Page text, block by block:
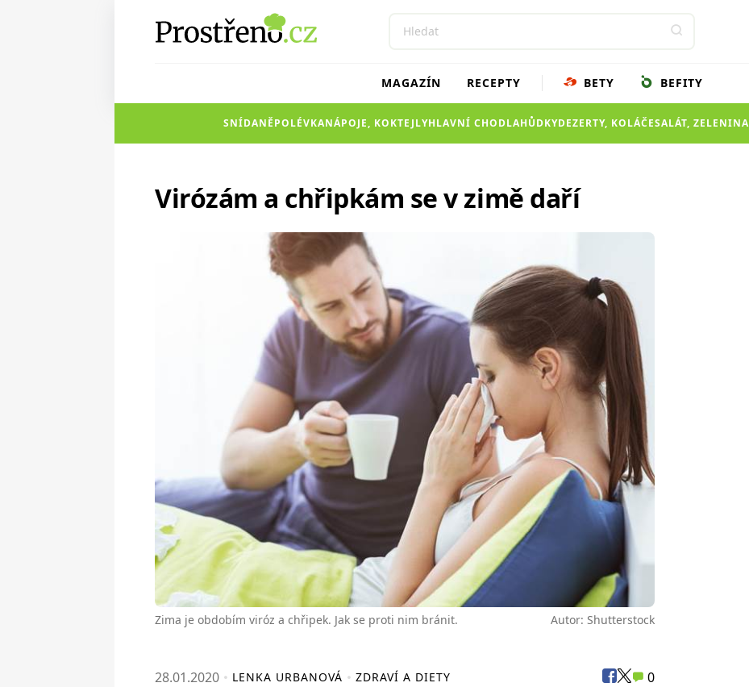
MAGAZÍN RECEPTY BETY BEFITY
SNÍDANĚPOLÉVKANÁPOJE, KOKTEJLYHLAVNÍ CHODLAHŮDKYDEZERTY, KOLÁČESALÁT, ZELENINA
Virózám a chřipkám se v zimě daří
Zima je obdobím viróz a chřipek. Jak se proti nim bránit. Autor: Shutterstock
28.01.2020 LENKA URBANOVÁ ZDRAVÍ A DIETY 0